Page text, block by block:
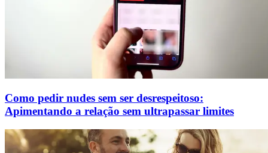
Como pedir nudes sem ser desrespeitoso:
Apimentando a relação sem ultrapassar limites